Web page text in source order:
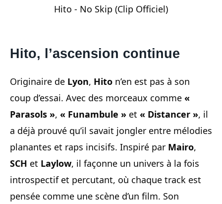
Hito - No Skip (Clip Officiel)
Hito, l’ascension continue
Originaire de Lyon, Hito n’en est pas à son
coup d’essai. Avec des morceaux comme «
Parasols », « Funambule » et « Distancer », il
a déjà prouvé qu’il savait jongler entre mélodies
planantes et raps incisifs. Inspiré par Mairo,
SCH et Laylow, il façonne un univers à la fois
introspectif et percutant, où chaque track est
pensée comme une scène d’un film. Son